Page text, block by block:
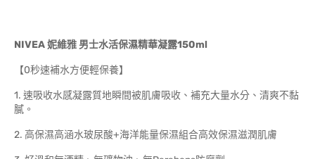
NIVEA 妮維雅 男士水活保濕精華凝露150ml
【0秒速補水方便輕保養】
1. 速吸收水感凝露質地瞬間被肌膚吸收、補充大量水分、清爽不黏
膩。
2. 高保濕高涵水玻尿酸+海洋能量保濕組合高效保濕滋潤肌膚